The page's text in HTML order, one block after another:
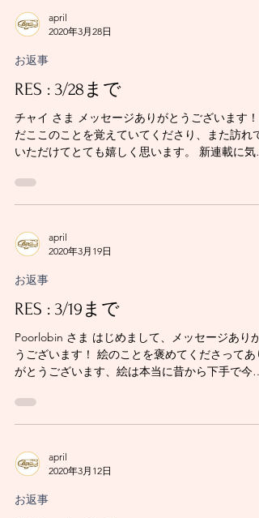
april
2020年3月28日
お返事
RES : 3/28まで
チャイ さま メッセージありがとうございます！
だここのことを覚えていてくださり、また訪れて
いただけてとても嬉しく思います。 新連載に気づ
ワクワクの日々というお言葉に私の方がドキドキ
してしまいました。「昔の続き」をまたお楽しみ
april
2020年3月19日
お返事
RES : 3/19まで
Poorlobin さま はじめまして、メッセージありが
うございます！ 絵のことを褒めてくださってあり
がとうございます、絵は本当に昔から下手で今も
のが本当なら少しでも上達していると思えて嬉し
いです。時代考証もいい加減の一言ですが...
april
2020年3月12日
お返事